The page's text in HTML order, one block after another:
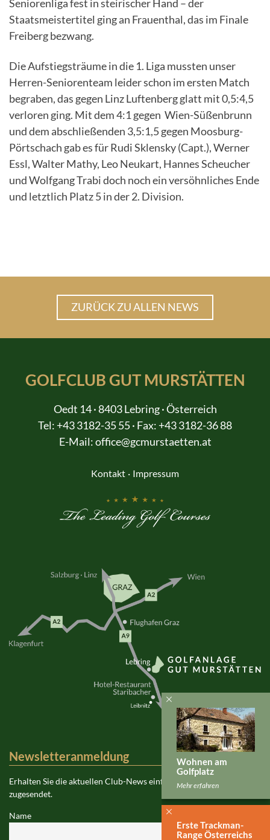
Seniorenliga fest in steirischer Hand – der
Staatsmeistertitel ging an Frauenthal, das im Finale
Freiberg bezwang.
Die Aufstiegsträume in die 1. Liga mussten unser
Herren-Seniorenteam leider schon im ersten Match
begraben, das gegen Linz Luftenberg glatt mit 0,5:4,5
verloren ging. Mit dem 4:1 gegen Wien-Süßenbrunn
und dem abschließenden 3,5:1,5 gegen Moosburg-
Pörtschach gab es für Rudi Sklensky (Capt.), Werner
Essl, Walter Mathy, Leo Neukart, Hannes Scheucher
und Wolfgang Trabi doch noch ein versöhnliches Ende
und letztlich Platz 5 in der 2. Division.
ZURÜCK ZU ALLEN NEWS
GOLFCLUB GUT MURSTÄTTEN
Oedt 14 · 8403 Lebring · Österreich
Tel: +43 3182-35 55· Fax: +43 3182-36 88
E-Mail:office@gcmurstaetten.at
Kontakt Impressum
Newsletteranmeldung
Erhalten Sie die aktuellen Club-News einfach per E-Mail
zugesendet.
Name
Wohnen am
Golfplatz
Mehr erfahren
Erste Trackman-
Range Österreichs